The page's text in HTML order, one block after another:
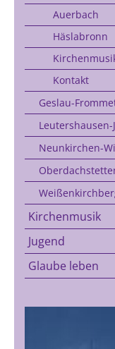
Auerbach
Häslabronn
Kontakt
Geslau-
Leutershausen-
Neunkirchen-
Kirchenmusik
Jugend
Glaube leben